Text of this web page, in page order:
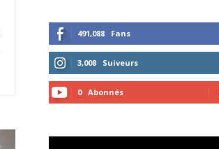
491,088 Fans
3,008 Suiveurs
0 Abonnés